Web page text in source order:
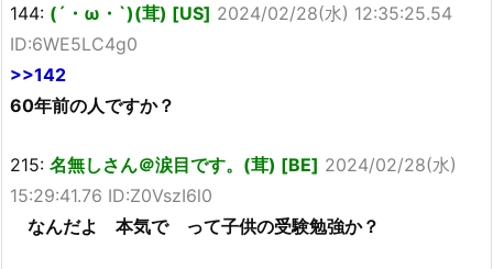
144: (´・ω・`)(茸) [US] 2024/02/28(水) 12:35:25.54
ID:6WE5LC4g0
>>142
60年前の人ですか？
215: 名無しさん＠涙目です。(茸) [BE] 2024/02/28(水)
15:29:41.76 ID:Z0VszI6l0
なんだよ 本気で って子供の受験勉強か？